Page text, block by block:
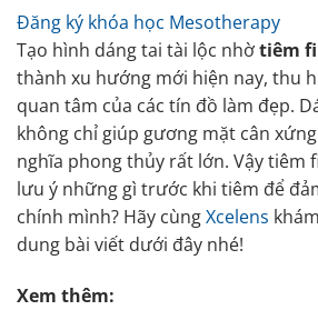
Đăng ký khóa học Mesotherapy
Tạo hình dáng tai tài lộc nhờtiêm
thành xu hướng mới hiện nay, thu
quan tâm của các tín đồ làm đẹp.
không chỉ giúp gương mặt cân
nghĩa phong thủy rất lớn. Vậy tiêm
lưu ý những gì trước khi tiêm để
chính mình? Hãy cùngXcelens
dung bài viết dưới đây nhé!
Xem thêm: